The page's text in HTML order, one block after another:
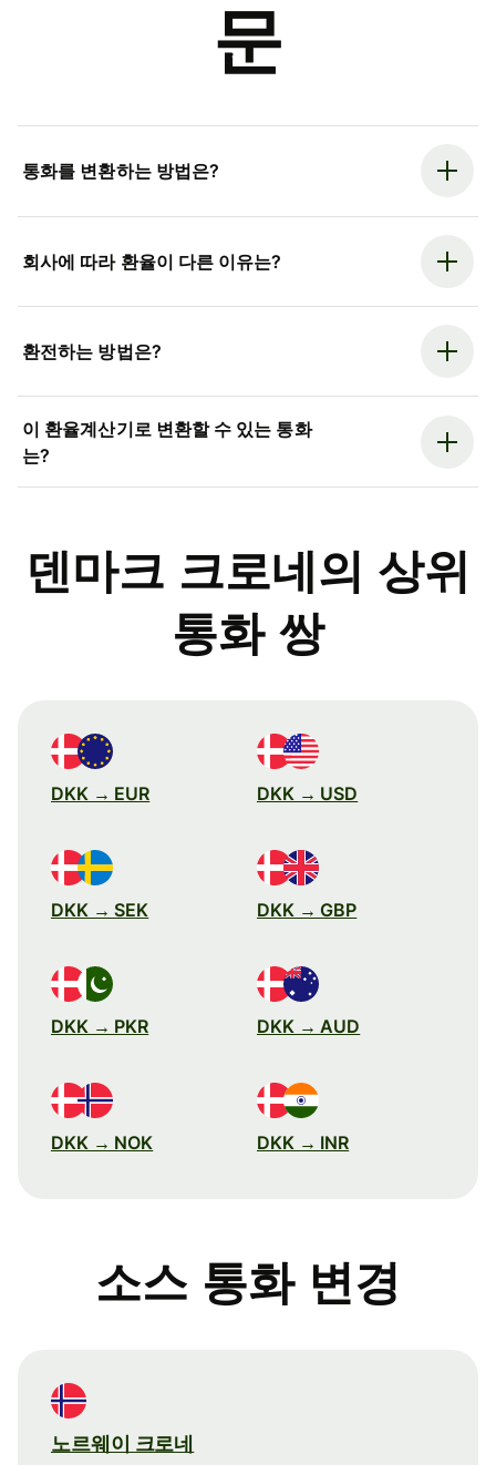
문
통화를 변환하는 방법은?
회사에 따라 환율이 다른 이유는?
환전하는 방법은?
이 환율계산기로 변환할 수 있는 통화
는?
덴마크 크로네의 상위
통화 쌍
DKK → EUR DKK → USD
DKK → SEK DKK → GBP
DKK → PKR DKK → AUD
DKK → NOK DKK → INR
소스 통화 변경
노르웨이 크로네